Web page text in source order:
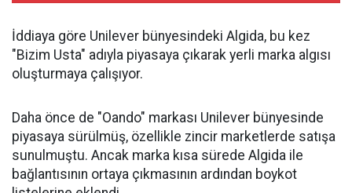
İddiaya göre Unilever bünyesindeki Algida, bu kez
"Bizim Usta" adıyla piyasaya çıkarak yerli marka algısı
oluşturmaya çalışıyor.
Daha önce de "Oando" markası Unilever bünyesinde
piyasaya sürülmüş, özellikle zincir marketlerde satışa
sunulmuştu. Ancak marka kısa sürede Algida ile
bağlantısının ortaya çıkmasının ardından boykot